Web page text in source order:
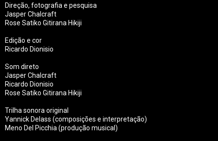
Direção, fotografia e pesquisa
Jasper Chalcraft
Rose Satiko Gitirana Hikiji
Edição e cor
Ricardo Dionisio
Som direto
Jasper Chalcraft
Ricardo Dionisio
Rose Satiko Gitirana Hikiji
Trilha sonora original
Yannick Delass (composições e interpretação)
Meno Del Picchia (produção musical)